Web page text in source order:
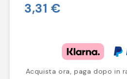
3,31 €
Acquista ora, paga dopo in